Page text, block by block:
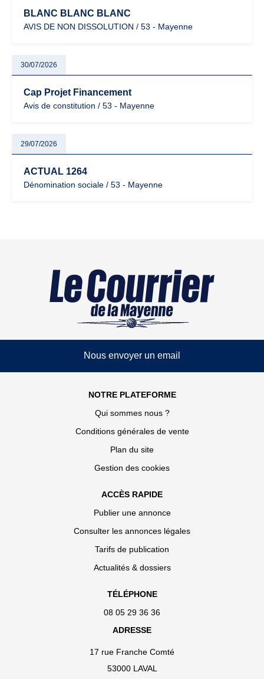
BLANC BLANC BLANC
AVIS DE NON DISSOLUTION / 53 - Mayenne
30/07/2026
Cap Projet Financement
Avis de constitution / 53 - Mayenne
29/07/2026
ACTUAL 1264
Dénomination sociale / 53 - Mayenne
Nous envoyer un email
NOTRE PLATEFORME
Qui sommes nous ?
Conditions générales de vente
Plan du site
Gestion des cookies
ACCÈS RAPIDE
Publier une annonce
Consulter les annonces légales
Tarifs de publication
Actualités & dossiers
TÉLÉPHONE
08 05 29 36 36
ADRESSE
17 rue Franche Comté
53000 LAVAL